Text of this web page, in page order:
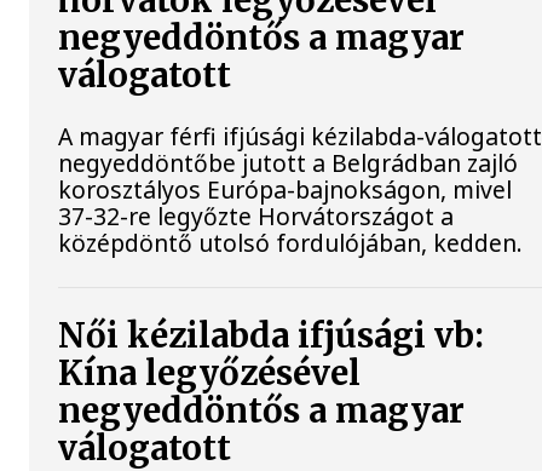
negyeddöntős a magyar
válogatott
A magyar férfi ifjúsági kézilabda-válogatott
negyeddöntőbe jutott a Belgrádban zajló
korosztályos Európa-bajnokságon, mivel
37-32-re legyőzte Horvátországot a
középdöntő utolsó fordulójában, kedden.
Női kézilabda ifjúsági vb:
Kína legyőzésével
negyeddöntős a magyar
válogatott